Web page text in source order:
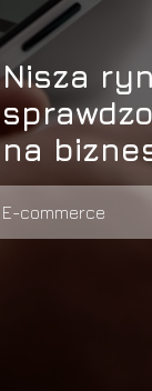
Nisza
na
E-commerce